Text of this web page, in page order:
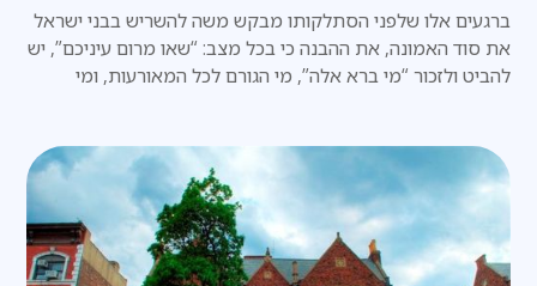
ברגעים אלו שלפני הסתלקותו מבקש משה להשריש בבני ישראל
את סוד האמונה, את ההבנה כי בכל מצב: “שאו מרום עיניכם”, יש
להביט ולזכור “מי ברא אלה”, מי הגורם לכל המאורעות, ומי